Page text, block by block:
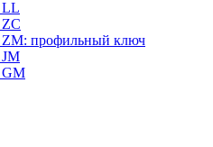
LL
ZM: профильный ключ
GM